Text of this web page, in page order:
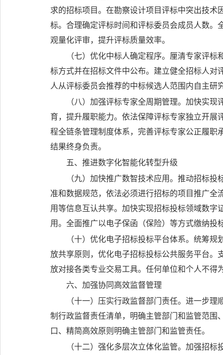
求的招标项目。在勘察设计项目评标中突出技
标。合理确定评标时间和评标委员会成员人数。
观量化评审，提升评标质量效率。
（七）优化中标人确定程序。 厘清专家评标
标方式并在招标文件中公布。建立健全招标人对
人从评标委员会推荐的中标候选人范围内自主
（八）加强评标专家全周期管理。 加快实现
育，提升履职能力。依法保障评标专家独立开
程全链条管理制度体系，完善评标专家公正履职
结果终身负责。
五、推进数字化智能化转型升级
（九）加快推广数智技术应用。 推动招标投
准和数据规范，依法必须进行招标的项目推广
用等信息互认共享。加快实现招标投标领域数
用。全面推广以电子保函（保险）等方式缴纳投
（十）优化电子招标投标平台体系。 统筹规
放共享原则，优化电子招标投标公共服务平台。
放对接各类专业交易工具。任何单位和个人不得
六、加强协同高效监督管理
（十一）压实行政监督部门责任。 进一步理
制行政监督责任清单，明确主管部门和监管范围
口、精简高效原则明确主管部门和监管责任。
（十二）强化多层次立体化监管。 加强招标